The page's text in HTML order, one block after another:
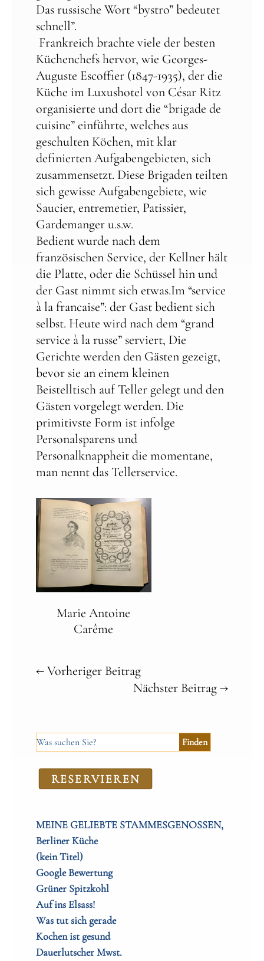
Das russische Wort “bystro” bedeutet
schnell”.
Frankreich brachte viele der besten
Küchenchefs hervor, wie Georges-
Auguste Escoffier (1847-1935), der die
Küche im Luxushotel von César Ritz
organisierte und dort die “brigade de
cuisine” einführte, welches aus
geschulten Köchen, mit klar
definierten Aufgabengebieten, sich
zusammensetzt. Diese Brigaden teilten
sich gewisse Aufgabengebiete, wie
Saucier, entremetier, Patissier,
Gardemanger u.s.w.
Bedient wurde nach dem
französischen Service, der Kellner hält
die Platte, oder die Schüssel hin und
der Gast nimmt sich etwas.Im “service
à la francaise”: der Gast bedient sich
selbst. Heute wird nach dem “grand
service à la russe” serviert, Die
Gerichte werden den Gästen gezeigt,
bevor sie an einem kleinen
Beistelltisch auf Teller gelegt und den
Gästen vorgelegt werden. Die
primitivste Form ist infolge
Personalsparens und
Personalknappheit die momentane,
man nennt das Tellerservice.
Marie Antoine
Carême
←Vorheriger Beitrag
Nächster Beitrag→
RE­SER­VIEREN
MEINE GELIEBTE STAMMESGENOSSEN,
Berliner Küche
(kein Titel)
Google Bewertung
Grüner Spitzkohl
Auf ins Elsass!
Was tut sich gerade
Kochen ist gesund
Dauerlutscher Mwst.